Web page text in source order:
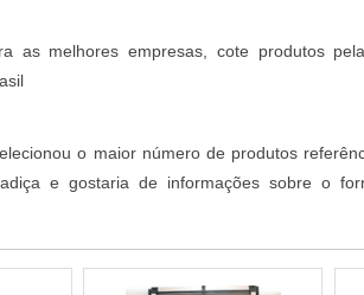
as melhores empresas, cote produtos
o maior número de produtos
e gostaria de informações sobre o